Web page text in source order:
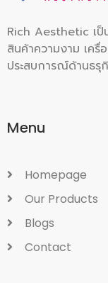
Rich Aesthetic เป็
สินค้าความงาม เค
ประสบการณ์ด้านธรุ
Menu
Homepage
Our Products
Blogs
Contact